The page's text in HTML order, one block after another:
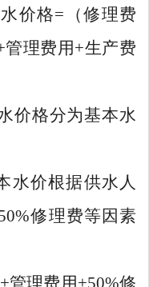
价格=（修理费
管理费用+生产费
价格分为基本水
水价根据供水人
修理费等因素
+管理费用+50%修